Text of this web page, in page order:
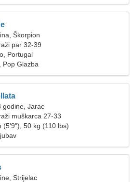
Škorpion
par 32-39
Portugal
Pop Glazba
godine, Jarac
muškarca 27-33
(5'9"), 50 kg (110 lbs)
Strijelac